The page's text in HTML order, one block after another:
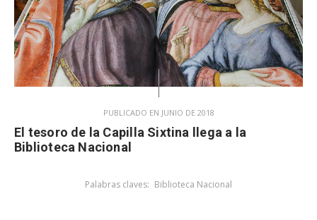
PUBLICADO EN JUNIO DE 2018
El tesoro de la Capilla Sixtina llega a la
Biblioteca Nacional
Palabras claves: Biblioteca Nacional